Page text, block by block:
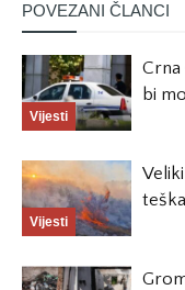
POVEZANI ČLANCI
Vijesti
Crna
bi
Vijesti